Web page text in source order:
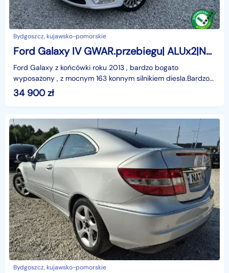
Bydgoszcz, kujawsko-pomorskie
Ford Galaxy IV GWAR.przebiegu| ALUx2|NAVI|HAK|grzane fortele|PANORAMA|serwisy|polif
Ford Galaxy z końcówki roku 2013 , bardzo bogato
wyposażony , z mocnym 163 konnym silnikiem diesla.Bardzo
zadbany egzemplarz - ma tylko 152 tys.km przebiegu , c
34 900zł
Bydgoszcz, kujawsko-pomorskie